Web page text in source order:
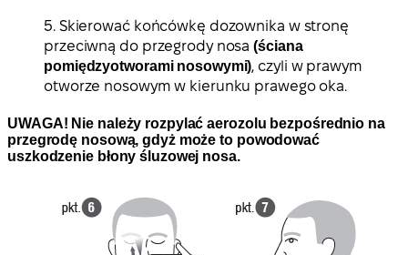
5. Skierować końcówkę dozownika w stronę
przeciwną do przegrody nosa(ściana
pomiędzyotworami nosowymi), czyli w prawym
otworze nosowym w kierunku prawego oka.
UWAGA! Nie należy rozpylać aerozolu bezpośrednio na
przegrodę nosową, gdyż może to powodować
uszkodzenie błony śluzowej nosa.